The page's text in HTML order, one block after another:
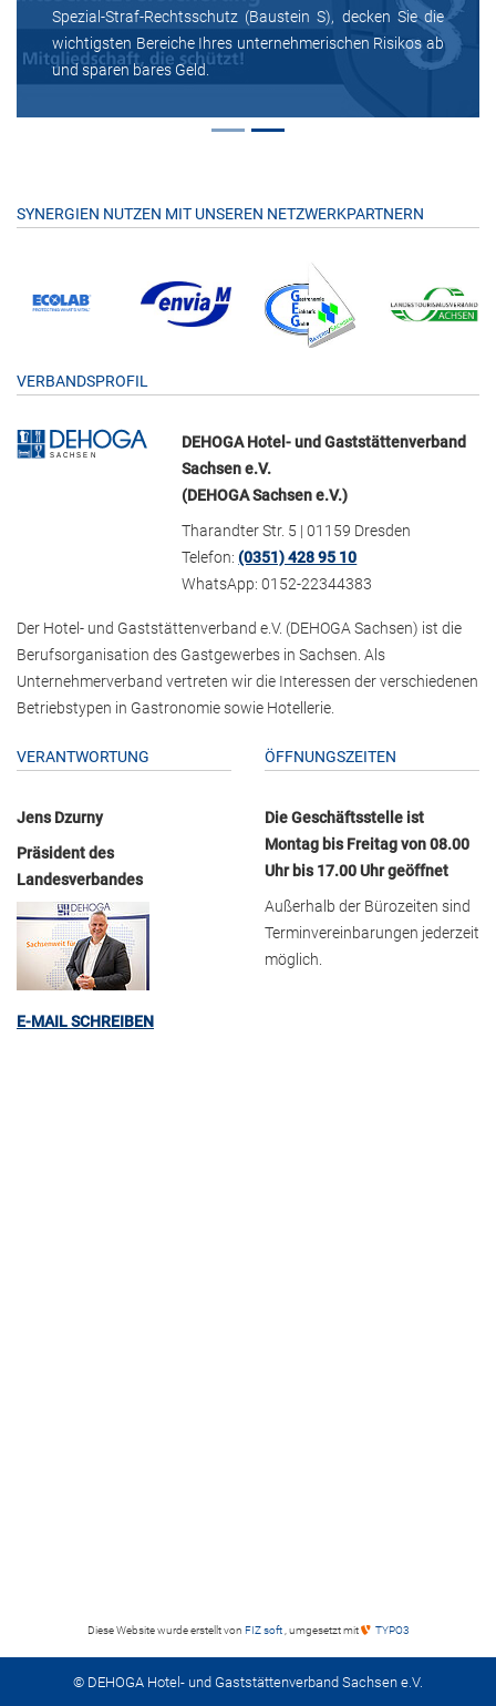
Spezial-Straf-Rechtsschutz (Baustein S), decken Sie die
wichtigsten Bereiche Ihres unternehmerischen Risikos ab
und sparen bares Geld.
SYNERGIEN NUTZEN MIT UNSEREN NETZWERKPARTNERN
VERBANDSPROFIL
DEHOGA Hotel- und Gaststättenverband
Sachsen e.V.
(DEHOGA Sachsen e.V.)
Tharandter Str. 5 | 01159 Dresden
Telefon:(0351) 428 95 10
WhatsApp: 0152-22344383
Der Hotel- und Gaststättenverband e.V. (DEHOGA Sachsen) ist die
Berufsorganisation des Gastgewerbes in Sachsen. Als
Unternehmerverband vertreten wir die Interessen der verschiedenen
Betriebstypen in Gastronomie sowie Hotellerie.
VERANTWORTUNG
Jens Dzurny
Präsident des
Landesverbandes
E-MAIL SCHREIBEN
ÖFFNUNGSZEITEN
Die Geschäftsstelle ist
Montag bis Freitag von 08.00
Uhr bis 17.00 Uhr geöffnet
Außerhalb der Bürozeiten sind
Terminvereinbarungen jederzeit
möglich.
Diese Website wurde erstellt von FIZ soft , umgesetzt mit TYPO3
© DEHOGA Hotel- und Gaststättenverband Sachsen e.V.